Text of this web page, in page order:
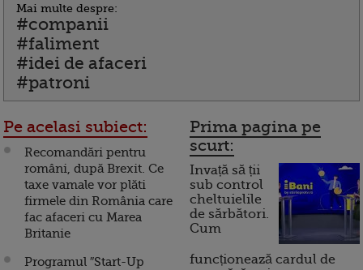
Mai multe despre:
#companii
#faliment
#idei de afaceri
#patroni
Pe acelasi subiect:
Recomandări pentru
români, după Brexit. Ce
taxe vamale vor plăti
firmele din România care
fac afaceri cu Marea
Britanie
Programul ″Start-Up
Prima pagina pe
scurt:
Invață să ții
sub control
cheltuielile
de sărbători.
Cum
funcționează cardul de